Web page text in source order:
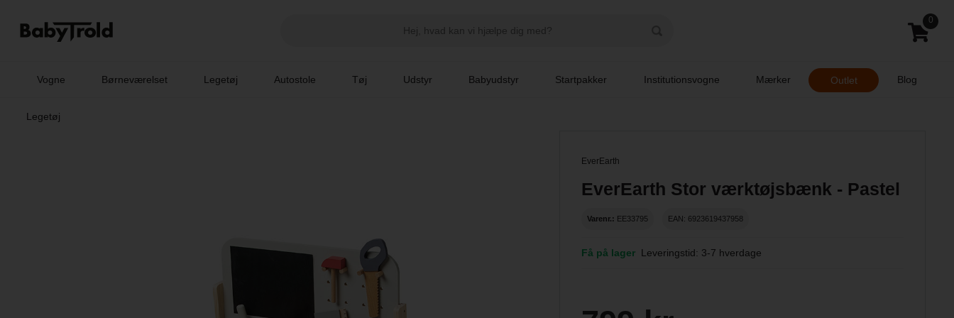
0
Vogne Børneværelset Legetøj Autostole Tøj Udstyr Babyudstyr Startpakker Institutionsvogne Mærker Outlet Blog
Legetøj
EverEarth
EverEarth Stor værktøjsbænk - Pastel
Varenr.: EE33795 EAN: 6923619437958
Få på lager Leveringstid: 3-7 hverdage